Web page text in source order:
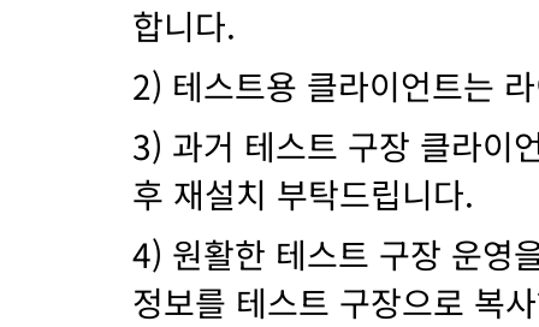
합니다.
2) 테스트용 클라이언트는
3) 과거 테스트 구장 클라이
후 재설치 부탁드립니다.
4) 원활한 테스트 구장 운영
정보를 테스트 구장으로 복